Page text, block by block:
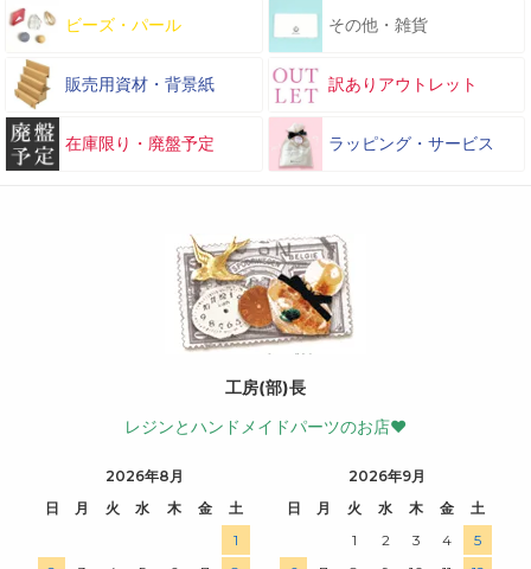
ビーズ・パール その他・雑貨
販売用資材・背景紙 訳ありアウトレット
在庫限り・廃盤予定 ラッピング・サービス
工房(部)長
レジンとハンドメイドパーツのお店♥
2026年8月
日
月 火 水 木 金
土
1
2026年9月
日
月 火 水 木 金
土
1
2 3 4
5